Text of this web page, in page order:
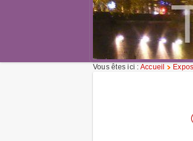
Vous êtes ici : Accueil